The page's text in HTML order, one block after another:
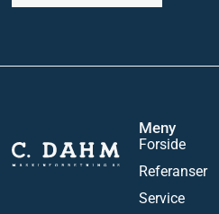
Meny
Forside
Referanser
Service